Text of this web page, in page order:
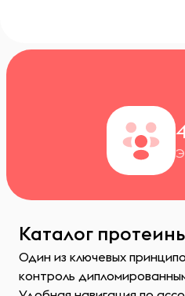
Каталог
Один из ключевых
контроль